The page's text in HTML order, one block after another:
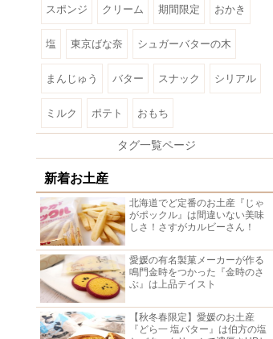
スポンジ クリーム 期間限定 おかき
塩 東京ばな奈 シュガーバターの木
まんじゅう バター スナック シリアル
ミルク ポテト おもち
タグ一覧ページ
新着お土産
北海道でど定番のお土産『じゃ
がポックル』は間違いない美味
しさ！さすがカルビーさん！
愛媛の有名製菓メーカーが作る
鳴門金時をつかった『金時のさ
ぶ』は上品テイスト
【秋冬春限定】愛媛のお土産
『どら一 塩バター』は伯方の塩